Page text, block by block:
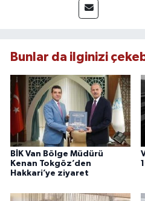
takip
Yılmaz,
Bunlar da ilginizi
BİK Van Bölge Müdürü
Kenan Tokgöz’den
Hakkari’ye ziyaret